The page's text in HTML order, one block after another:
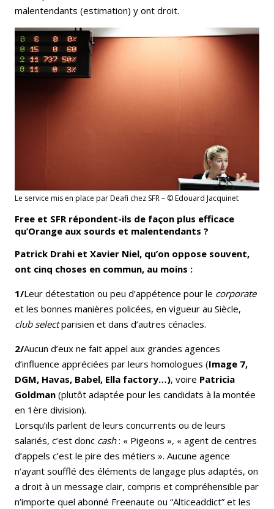
malentendants (estimation) y ont droit.
Le service mis en place par Deafi chez SFR – © Edouard Jacquinet
Free et SFR répondent-ils de façon plus efficace
qu’Orange aux sourds et malentendants ?
Patrick Drahi et Xavier Niel, qu’on oppose souvent,
ont cinq choses en commun, au moins :
1/Leur détestation ou peu d’appétence pour le corporate
et les bonnes manières policées, en vigueur au Siècle,
club selectparisien et dans d’autres cénacles.
2/Aucun d’eux ne fait appel aux grandes agences
d’influence appréciées par leurs homologues (Image 7,
DGM, Havas, Babel, Ella factory…), voire Patricia
Goldman (plutôt adaptée pour les candidats à la montée
en 1ère division).
Lorsqu’ils parlent de leurs concurrents ou de leurs
salariés, c’est donc cash: « Pigeons », « agent de centres
d’appels c’est le pire des métiers ». Aucune agence
n’ayant soufflé des éléments de langage plus adaptés, on
a droit à un message clair, compris et compréhensible par
n’importe quel abonné Freenaute ou “Alticeaddict” et les